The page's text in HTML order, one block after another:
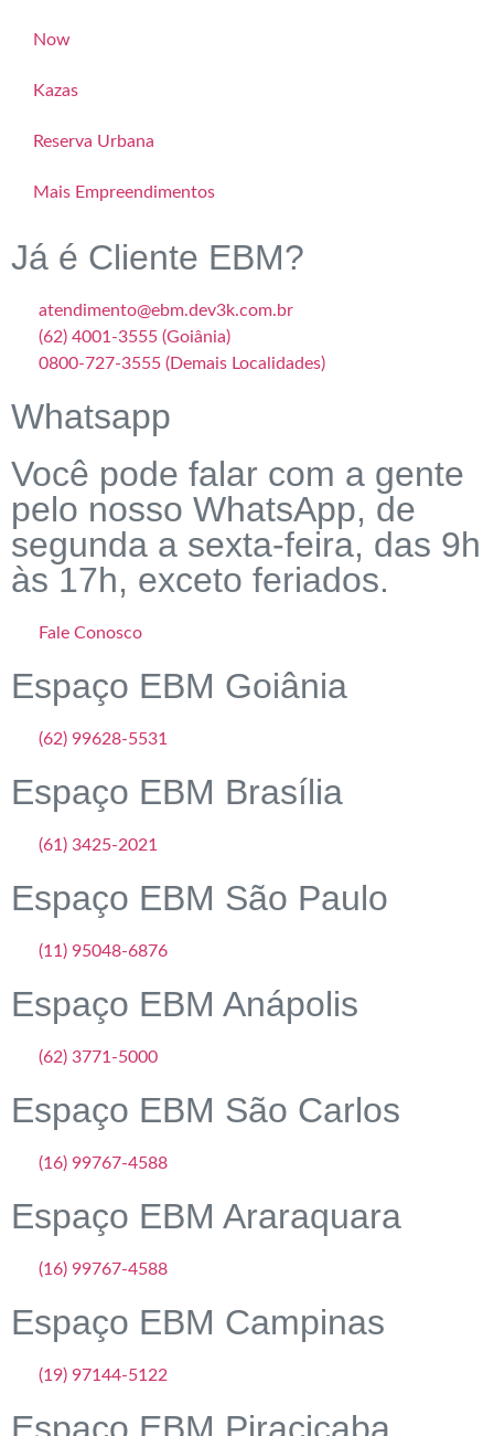
Now
Kazas
Reserva Urbana
Mais Empreendimentos
Já é Cliente EBM?
atendimento@ebm.dev3k.com.br
(62) 4001-3555 (Goiânia)
0800-727-3555 (Demais Localidades)
Whatsapp
Você pode falar com a gente
pelo nosso WhatsApp, de
segunda a sexta-feira, das 9h
às 17h, exceto feriados.
Fale Conosco
Espaço EBM Goiânia
(62) 99628-5531
Espaço EBM Brasília
(61) 3425-2021
Espaço EBM São Paulo
(11) 95048-6876
Espaço EBM Anápolis
(62) 3771-5000
Espaço EBM São Carlos
(16) 99767-4588
Espaço EBM Araraquara
(16) 99767-4588
Espaço EBM Campinas
(19) 97144-5122